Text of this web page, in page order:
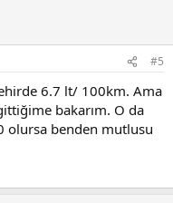
#5
6.7 lt/ 100km. Ama
bakarım. O da
olursa benden mutlusu